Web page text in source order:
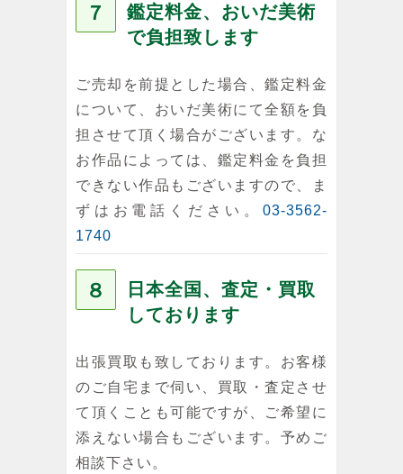
７
鑑定料金、おいだ美術
で負担致します
ご売却を前提とした場合、鑑定料金
について、おいだ美術にて全額を負
担させて頂く場合がございます。な
お作品によっては、鑑定料金を負担
できない作品もございますので、ま
ずはお電話ください。 03-3562-
1740
８
日本全国、査定・買取
しております
出張買取も致しております。お客様
のご自宅まで伺い、買取・査定させ
て頂くことも可能ですが、ご希望に
添えない場合もございます。予めご
相談下さい。